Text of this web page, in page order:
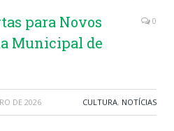
para Novos
Municipal de
0
DE 2026 CULTURA, NOTÍCIAS